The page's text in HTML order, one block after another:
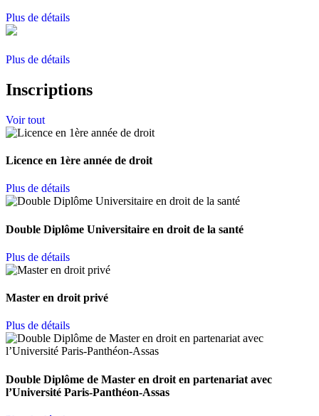
Plus de détails
Plus de détails
Inscriptions
Voir tout
Licence en 1ère année de droit
Plus de détails
Double Diplôme Universitaire en droit de la santé
Plus de détails
Master en droit privé
Plus de détails
Double Diplôme de Master en droit en partenariat avec
l’Université Paris-Panthéon-Assas